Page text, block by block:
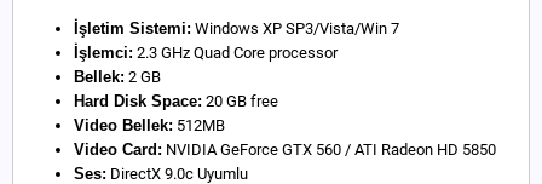
İşletim Sistemi: Windows XP SP3/Vista/Win 7
İşlemci: 2.3 GHz Quad Core processor
Bellek: 2 GB
Hard Disk Space: 20 GB free
Video Bellek: 512MB
Video Card: NVIDIA GeForce GTX 560 / ATI Radeon HD 5850
Ses: DirectX 9.0c Uyumlu